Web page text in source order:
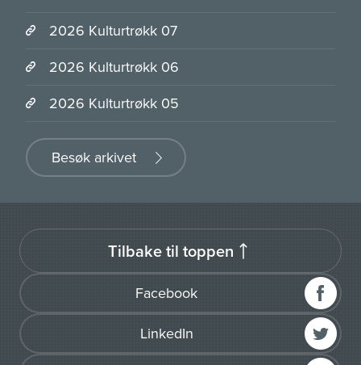
2026 Kulturtrøkk 07
2026 Kulturtrøkk 06
2026 Kulturtrøkk 05
Besøk arkivet
Facebook
LinkedIn
Tilbake til toppen